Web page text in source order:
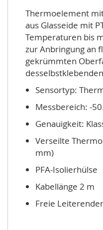
Thermoelement
aus Glasseide mit
Temperaturen bis
zur Anbringung an
gekrümmten
Sensortyp:
Messbereich: -
Genauigkeit:
Verseilte
mm)
PFA-Isolierhülse
Kabellänge 2 m
Freie